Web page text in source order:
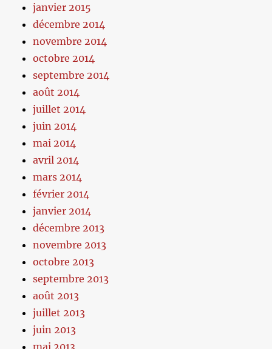
janvier 2015
décembre 2014
novembre 2014
octobre 2014
septembre 2014
août 2014
juillet 2014
juin 2014
mai 2014
avril 2014
mars 2014
février 2014
janvier 2014
décembre 2013
novembre 2013
octobre 2013
septembre 2013
août 2013
juillet 2013
juin 2013